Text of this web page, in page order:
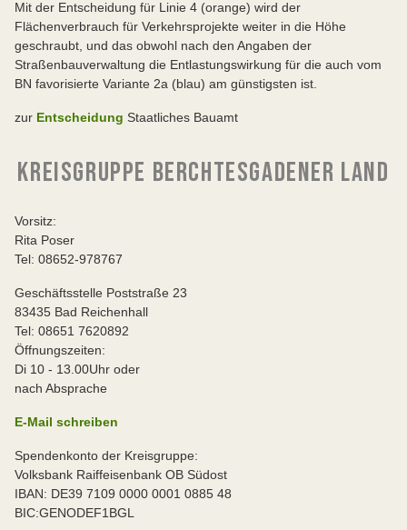
Mit der Entscheidung für Linie 4 (orange) wird der
Flächenverbrauch für Verkehrsprojekte weiter in die Höhe
geschraubt, und das obwohl nach den Angaben der
Straßenbauverwaltung die Entlastungswirkung für die auch vom
BN favorisierte Variante 2a (blau) am günstigsten ist.
zur Entscheidung Staatliches Bauamt
KREISGRUPPE BERCHTESGADENER LAND
Vorsitz:
Rita Poser
Tel: 08652-978767
Geschäftsstelle Poststraße 23
83435 Bad Reichenhall
Tel: 08651 7620892
Öffnungszeiten:
Di 10 - 13.00Uhr oder
nach Absprache
E-Mail schreiben
Spendenkonto der Kreisgruppe:
Volksbank Raiffeisenbank OB Südost
IBAN: DE39 7109 0000 0001 0885 48
BIC:GENODEF1BGL